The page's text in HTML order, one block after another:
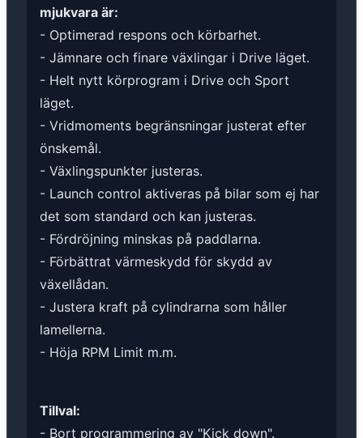
mjukvara är:
- Optimerad respons och körbarhet.
- Jämnare och finare växlingar i Drive läget.
- Helt nytt körprogram i Drive och Sport
läget.
- Vridmoments begränsningar justerat efter
önskemål.
- Växlingspunkter justeras.
- Launch control aktiveras på bilar som ej har
det som standard och kan justeras.
- Fördröjning minskas på paddlarna.
- Förbättrat värmeskydd för skydd av
växellådan.
- Justera kraft på cylindrarna som håller
lamellerna.
- Höja RPM Limit m.m.
Tillval:
- Bort programmering av "Kick down".